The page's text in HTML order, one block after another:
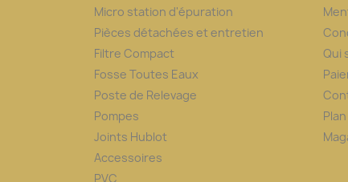
Micro station d'épuration
Pièces détachées et entretien
Filtre Compact
Fosse Toutes Eaux
Poste de Relevage
Pompes
Joints Hublot
Accessoires
PVC
Qui